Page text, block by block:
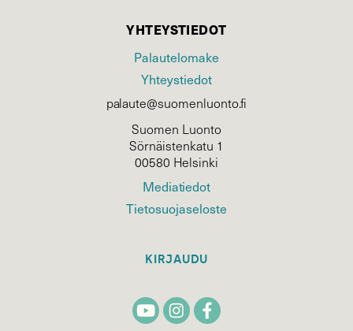
YHTEYSTIEDOT
Palautelomake
Yhteystiedot
palaute@suomenluonto.fi
Suomen Luonto
Sörnäistenkatu 1
00580 Helsinki
Mediatiedot
Tietosuojaseloste
KIRJAUDU